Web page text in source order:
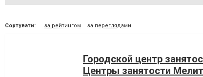
Сортувати: за рейтингом за переглядами
Городской центр
Центры занятости